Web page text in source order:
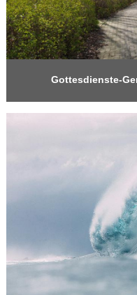
Gottesdienste-